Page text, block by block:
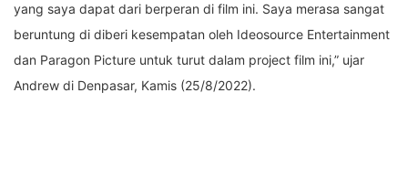
yang saya dapat dari berperan di film ini. Saya merasa sangat
beruntung di diberi kesempatan oleh Ideosource Entertainment
dan Paragon Picture untuk turut dalam project film ini,” ujar
Andrew di Denpasar, Kamis (25/8/2022).